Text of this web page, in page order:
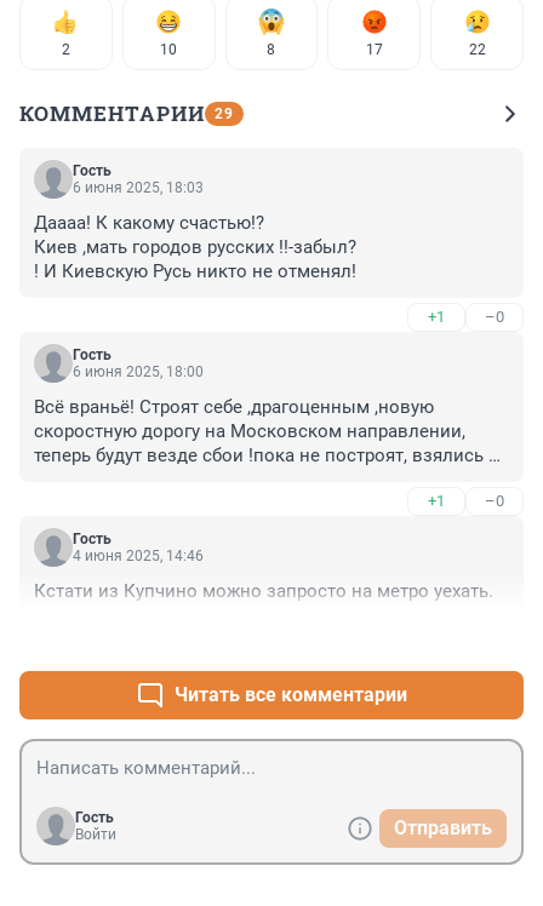
2 10 8 17 22
КОММЕНТАРИИ 29
Гость
6 июня 2025, 18:03
Даааа! К какому счастью!?
Киев ,мать городов русских !!-забыл?
! И Киевскую Русь никто не отменял!
+1 –0
Гость
6 июня 2025, 18:00
Всё враньё! Строят себе ,драгоценным ,новую
скоростную дорогу на Московском направлении,
теперь будут везде сбои !пока не построят, взялись
сапсаны и самолёты и машины и скоростные
платные дороги всё мало бедным !страна на грани
,денег нет ,а на себя у них деньги есть дорогу строят!
И нас всех кто ,с Московского вокзала ездит ,а там
собираются !Вот так будем ездить !А с Московского
будет только бомон кататься туда-обратно!
+1 –0
Гость
4 июня 2025, 14:46
Кстати из Купчино можно запросто на метро уехать.
Читать все комментарии
Гость
Войти
Отправить